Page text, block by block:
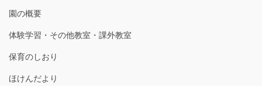
園の概要
体験学習・その他教室・課外教室
保育のしおり
ほけんだより